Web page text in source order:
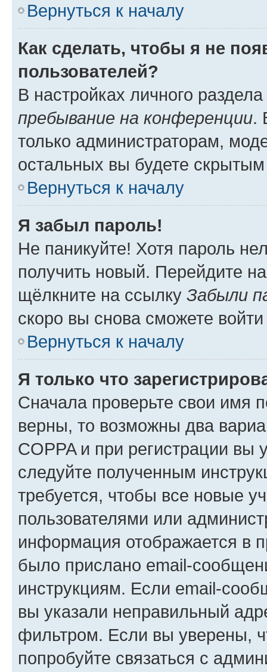
Вернуться к началу
Как сделать, чтобы я не
пользователей?
В настройках личного
пребывание на конференции.
только администраторам,
остальных вы будете
Вернуться к началу
Я забыл пароль!
Не паникуйте! Хотя пароль
получить новый. Перейдите
щёлкните на ссылку Забыли
скоро вы снова сможете
Вернуться к началу
Я только что
Сначала проверьте свои имя
верны, то возможны два
COPPA и при регистрации вы
следуйте полученным
требуется, чтобы все новые
пользователями или
информация отображается в
было прислано email-
инструкциям. Если email-
вы указали неправильный
фильтром. Если вы уверены,
попробуйте связаться с